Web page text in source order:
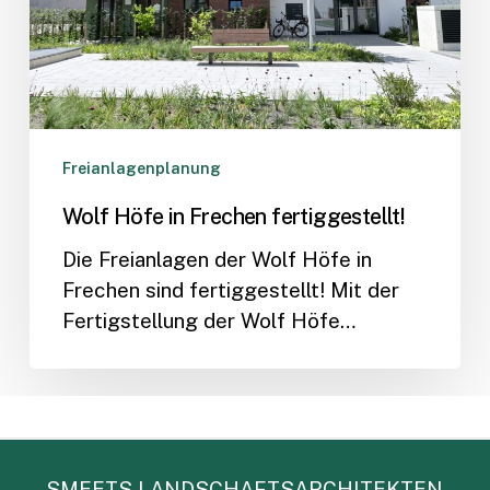
Freianlagenplanung
Wolf Höfe in Frechen fertiggestellt!
Die Freianlagen der Wolf Höfe in
Frechen sind fertiggestellt! Mit der
Fertigstellung der Wolf Höfe…